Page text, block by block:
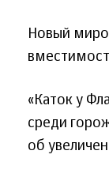
Новый
«Каток у
среди
об